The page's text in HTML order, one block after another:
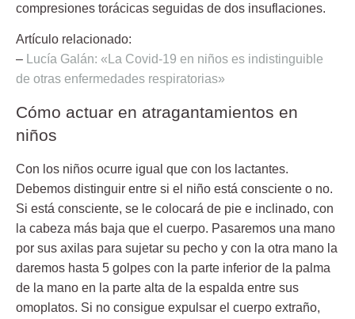
compresiones torácicas seguidas de dos insuflaciones.
Artículo relacionado:
–
Lucía Galán: «La Covid-19 en niños es indistinguible
de otras enfermedades respiratorias»
Cómo actuar en atragantamientos en
niños
Con los niños ocurre igual que con los lactantes.
Debemos distinguir entre si el niño está consciente o no.
Si está consciente, se le colocará de pie e inclinado, con
la cabeza más baja que el cuerpo. Pasaremos una mano
por sus axilas para sujetar su pecho y con la otra mano la
daremos hasta 5 golpes con la parte inferior de la palma
de la mano en la parte alta de la espalda entre sus
omoplatos. Si no consigue expulsar el cuerpo extraño,